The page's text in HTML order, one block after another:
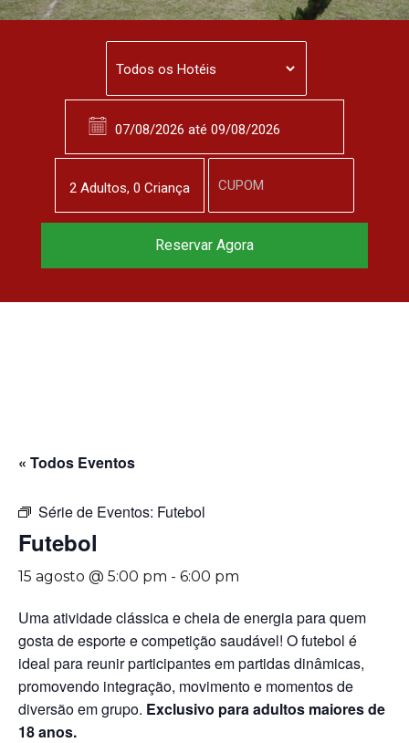
« Todos Eventos
Série de Eventos: Futebol
Futebol
15 agosto @ 5:00 pm - 6:00 pm
Uma atividade clássica e cheia de energia para quem
gosta de esporte e competição saudável! O futebol é
ideal para reunir participantes em partidas dinâmicas,
promovendo integração, movimento e momentos de
diversão em grupo. Exclusivo para adultos maiores de
18 anos.
2 Adultos, 0 Criança
Reservar Agora